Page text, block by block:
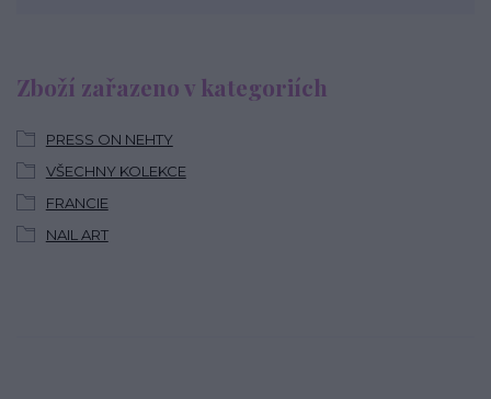
Zboží zařazeno v kategoriích
PRESS ON NEHTY
VŠECHNY KOLEKCE
FRANCIE
NAIL ART